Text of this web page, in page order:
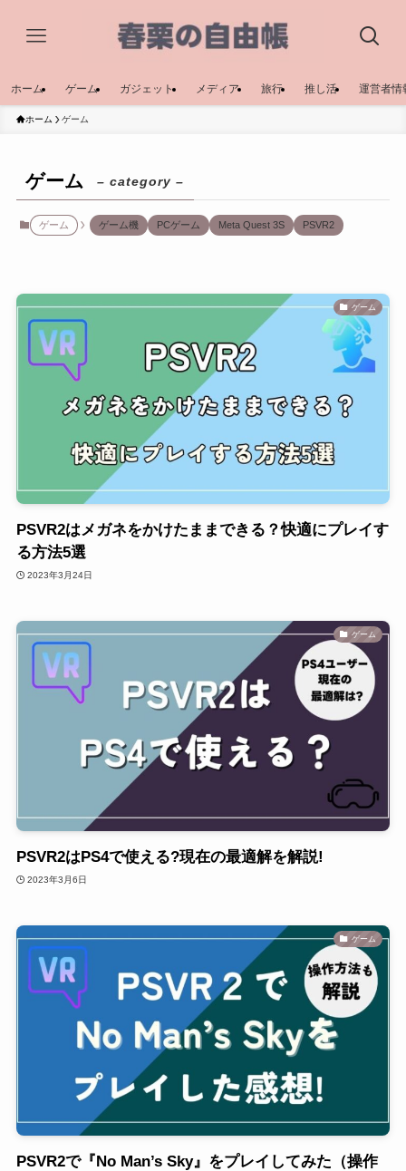
ホーム ゲーム ガジェット メディア 旅行 推し活 運営者情
ホーム ゲーム
ゲーム – category –
ゲーム ゲーム機 PCゲーム Meta Quest 3S PSVR2
ゲーム
PSVR2はメガネをかけたままできる？快適にプレイす
る方法5選
2023年3月24日
ゲーム
PSVR2はPS4で使える?現在の最適解を解説!
2023年3月6日
ゲーム
PSVR2で『No Man’s Sky』をプレイしてみた（操作